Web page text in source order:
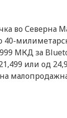
во Северна
МКД за
или од